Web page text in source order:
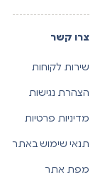
צרו קשר
שירות לקוחות
הצהרת נגישות
מדיניות פרטיות
תנאי שימוש באתר
מפת אתר